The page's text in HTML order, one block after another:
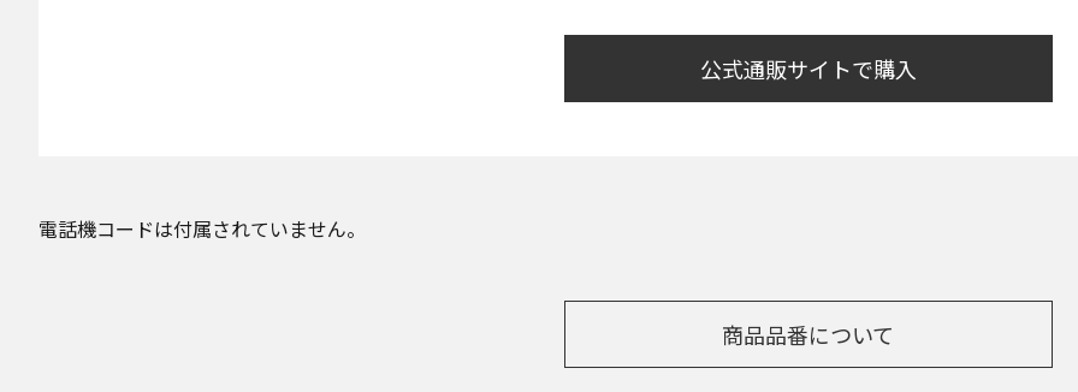
公式通販サイトで購入
電話機コードは付属されていません。
商品品番について